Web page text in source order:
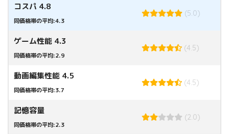
コスパ 4.8
同価格帯の平均:4.3
(5.0)
ゲーム性能 4.3
同価格帯の平均:2.9
(4.5)
動画編集性能 4.5
同価格帯の平均:3.7
(4.5)
記憶容量
同価格帯の平均:2.3
(2.0)